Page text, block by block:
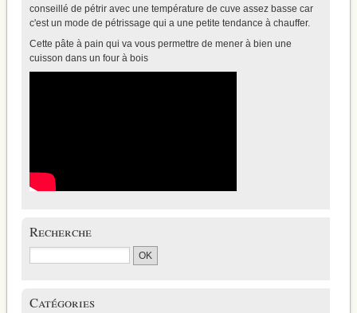
conseillé de pétrir avec une température de cuve assez basse car
c'est un mode de pétrissage qui a une petite tendance à chauffer.
Cette pâte à pain qui va vous permettre de mener à bien une
cuisson dans un four à bois
Recherche
Catégories